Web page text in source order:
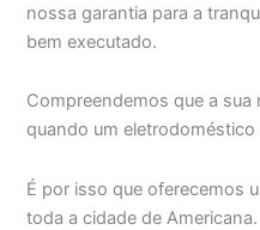
nossa garantia para a
bem executado.
Compreendemos que a
quando um
É por isso que oferecemos
toda a cidade de Americana.